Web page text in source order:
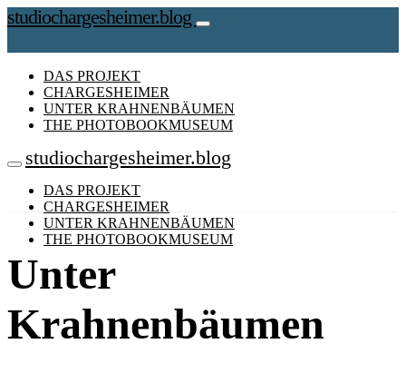
studiochargesheimer.blog
DAS PROJEKT
CHARGESHEIMER
UNTER KRAHNENBÄUMEN
THE PHOTOBOOKMUSEUM
studiochargesheimer.blog
DAS PROJEKT
CHARGESHEIMER
UNTER KRAHNENBÄUMEN
THE PHOTOBOOKMUSEUM
Unter
Krahnenbäumen